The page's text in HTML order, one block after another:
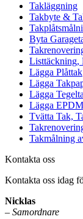
Takläggning
Takbyte &
Byta
Listtäckning,
Lägga Plåttak
Lägga
Lägga
Lägga
Tvätta Tak,
Takmålning
Kontakta oss
Kontakta oss idag
Nicklas
– Samordnare